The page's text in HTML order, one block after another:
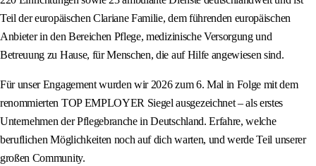
Teil der europäischen Clariane Familie, dem führenden europäischen
Anbieter in den Bereichen Pflege, medizinische Versorgung und
Betreuung zu Hause, für Menschen, die auf Hilfe angewiesen sind.
Für unser Engagement wurden wir 2026 zum 6. Mal in Folge mit dem
renommierten TOP EMPLOYER Siegel ausgezeichnet – als erstes
Unternehmen der Pflegebranche in Deutschland. Erfahre, welche
beruflichen Möglichkeiten noch auf dich warten, und werde Teil unserer
großen Community.